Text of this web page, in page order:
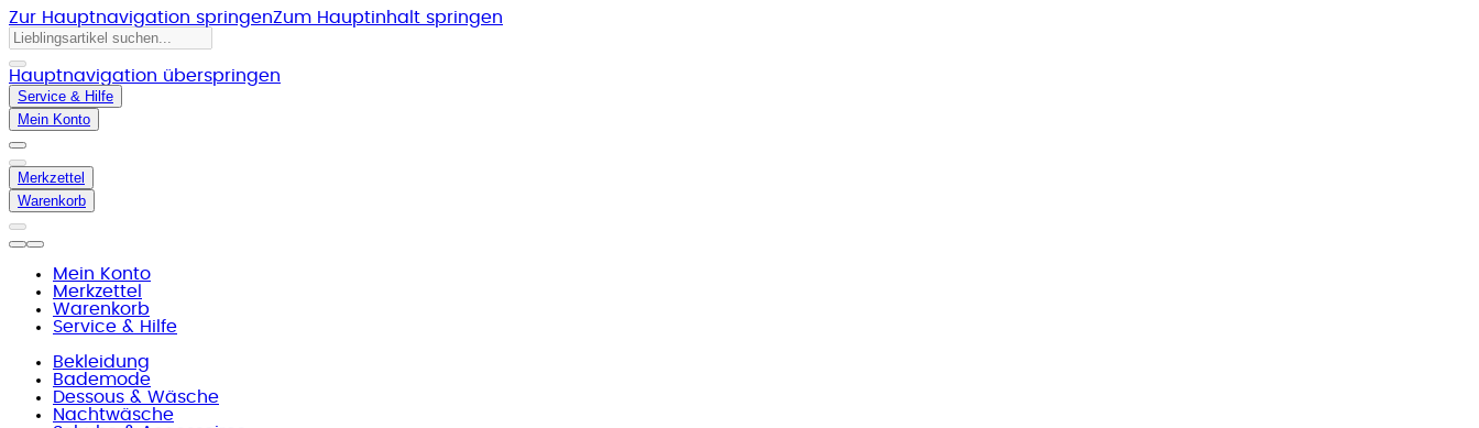
Zur Hauptnavigation springenZum Hauptinhalt springen
Hauptnavigation überspringen
Service & Hilfe
Mein Konto
Merkzettel
Warenkorb
Mein Konto
Merkzettel
Warenkorb
Service & Hilfe
Bekleidung
Bademode
Dessous & Wäsche
Nachtwäsche